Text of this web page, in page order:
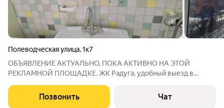
Полеводческая улица,1к7
ОБЪЯВЛЕНИЕ АКТУАЛЬНО, ПОКА АКТИВНО НА ЭТОЙ
РЕКЛАМНОЙ ПЛОЩАДКЕ. ЖК Радуга, удобный выезд в
части города (Нижний рынок, Цирк), к историческому центру
Ставрополя. В ЖК есть все необходимое, с т.зр.
Позвонить Чат